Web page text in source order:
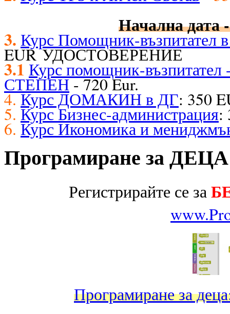
Начална дата
3. Курс Помощник-възпитател
EUR УДОСТОВЕРЕНИЕ
3.1 Курс помощник-
СТЕПЕН- 720 Eur.
4.Курс ДОМАКИН в ДГ: 350
5. Курс Бизнес-администрация:
6. Курс Икономика и
Програмиране за ДЕЦА
Регистрирайте се за
Програмиране за